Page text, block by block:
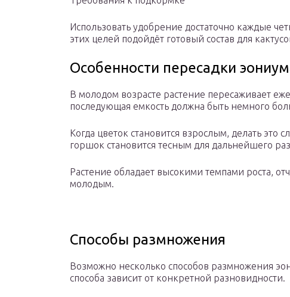
Использовать удобрение достаточно каждые
этих целей подойдёт готовый состав для
Особенности пересадки
В молодом возрасте растение пересаживает
последующая емкость должна быть немного
Когда цветок становится взрослым, делать это
горшок становится тесным для дальнейшего
Растение обладает высокими темпами роста,
молодым.
Способы размножения
Возможно несколько способов размножения
способа зависит от конкретной разновидности.